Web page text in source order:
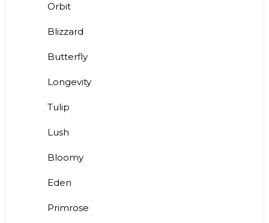
Orbit
Blizzard
Butterfly
Longevity
Tulip
Lush
Bloomy
Eden
Primrose